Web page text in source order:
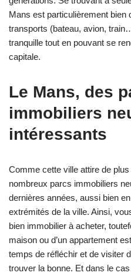
Mans est particulièrement bien
transports (bateau, avion,
tranquille tout en pouvant se
capitale.
Le Mans, des
immobiliers
intéressants
Comme cette ville attire de
nombreux parcs immobiliers
dernières années, aussi bien
extrémités de la ville. Ainsi,
bien immobilier à acheter,
maison ou d’un appartement
temps de réfléchir et de visiter
trouver la bonne. Et dans le